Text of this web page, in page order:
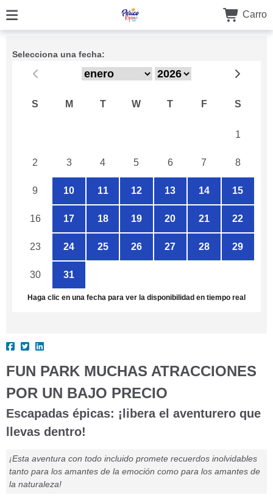
Carro
Selecciona una fecha:
S M T W T F S
1
2 3 4 5 6 7 8
9 10 11 12 13 14 15
16 17 18 19 20 21 22
23 24 25 26 27 28 29
30 31
Haga clic en una fecha para ver la disponibilidad en tiempo real
FUN PARK MUCHAS ATRACCIONES
POR UN BAJO PRECIO
Escapadas épicas: ¡libera el aventurero que
llevas dentro!
¡Esta aventura con todo incluido promete recuerdos inolvidables
tanto para los amantes de la emoción como para los amantes de
la naturaleza!